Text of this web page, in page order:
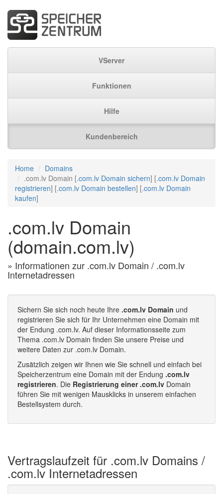
VServer
Funktionen
Hilfe
Kundenbereich
Home
Domains
.com.lv Domain [.com.lv Domain sichern] [.com.lv Domain
registrieren] [.com.lv Domain bestellen] [.com.lv Domain
kaufen]
.com.lv Domain
(domain.com.lv)
» Informationen zur .com.lv Domain / .com.lv
Internetadressen
Sichern Sie sich noch heute Ihre .com.lv Domain und
registrieren Sie sich für Ihr Unternehmen eine Domain mit
der Endung .com.lv. Auf dieser Informationsseite zum
Thema .com.lv Domain finden Sie unsere Preise und
weitere Daten zur .com.lv Domain.
Zusätzlich zeigen wir Ihnen wie Sie schnell und einfach bei
Speicherzentrum eine Domain mit der Endung .com.lv
registrieren. Die Registrierung einer .com.lv Domain
führen Sie mit wenigen Mausklicks in unserem einfachen
Bestellsystem durch.
Vertragslaufzeit für .com.lv Domains /
.com.lv Internetadressen